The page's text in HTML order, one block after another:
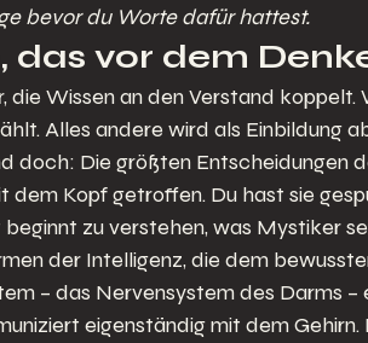
bevor du Worte dafür hattest.
das vor dem
die Wissen an den Verstand koppelt.
Alles andere wird als Einbildung
doch: Die größten Entscheidungen
dem Kopf getroffen. Du hast sie
zu verstehen, was Mystiker
der Intelligenz, die dem
– das Nervensystem des Darms –
eigenständig mit dem